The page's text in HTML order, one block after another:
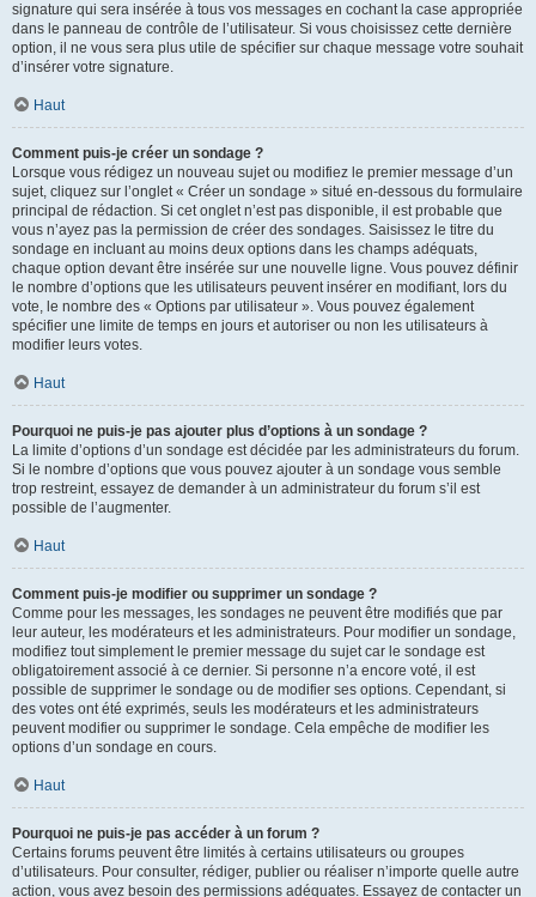
signature qui sera insérée à tous vos messages en cochant la case appropriée
dans le panneau de contrôle de l’utilisateur. Si vous choisissez cette dernière
option, il ne vous sera plus utile de spécifier sur chaque message votre souhait
d’insérer votre signature.
Haut
Comment puis-je créer un sondage ?
Lorsque vous rédigez un nouveau sujet ou modifiez le premier message d’un
sujet, cliquez sur l’onglet « Créer un sondage » situé en-dessous du formulaire
principal de rédaction. Si cet onglet n’est pas disponible, il est probable que
vous n’ayez pas la permission de créer des sondages. Saisissez le titre du
sondage en incluant au moins deux options dans les champs adéquats,
chaque option devant être insérée sur une nouvelle ligne. Vous pouvez définir
le nombre d’options que les utilisateurs peuvent insérer en modifiant, lors du
vote, le nombre des « Options par utilisateur ». Vous pouvez également
spécifier une limite de temps en jours et autoriser ou non les utilisateurs à
modifier leurs votes.
Haut
Pourquoi ne puis-je pas ajouter plus d’options à un sondage ?
La limite d’options d’un sondage est décidée par les administrateurs du forum.
Si le nombre d’options que vous pouvez ajouter à un sondage vous semble
trop restreint, essayez de demander à un administrateur du forum s’il est
possible de l’augmenter.
Haut
Comment puis-je modifier ou supprimer un sondage ?
Comme pour les messages, les sondages ne peuvent être modifiés que par
leur auteur, les modérateurs et les administrateurs. Pour modifier un sondage,
modifiez tout simplement le premier message du sujet car le sondage est
obligatoirement associé à ce dernier. Si personne n’a encore voté, il est
possible de supprimer le sondage ou de modifier ses options. Cependant, si
des votes ont été exprimés, seuls les modérateurs et les administrateurs
peuvent modifier ou supprimer le sondage. Cela empêche de modifier les
options d’un sondage en cours.
Haut
Pourquoi ne puis-je pas accéder à un forum ?
Certains forums peuvent être limités à certains utilisateurs ou groupes
d’utilisateurs. Pour consulter, rédiger, publier ou réaliser n’importe quelle autre
action, vous avez besoin des permissions adéquates. Essayez de contacter un